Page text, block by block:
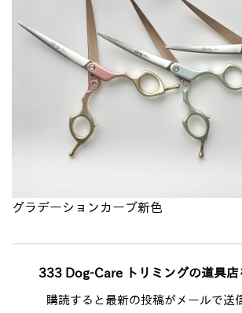
グラデーションカーブ新色
333 Dog-Care トリミングの道具店
購読すると最新の投稿がメールで送